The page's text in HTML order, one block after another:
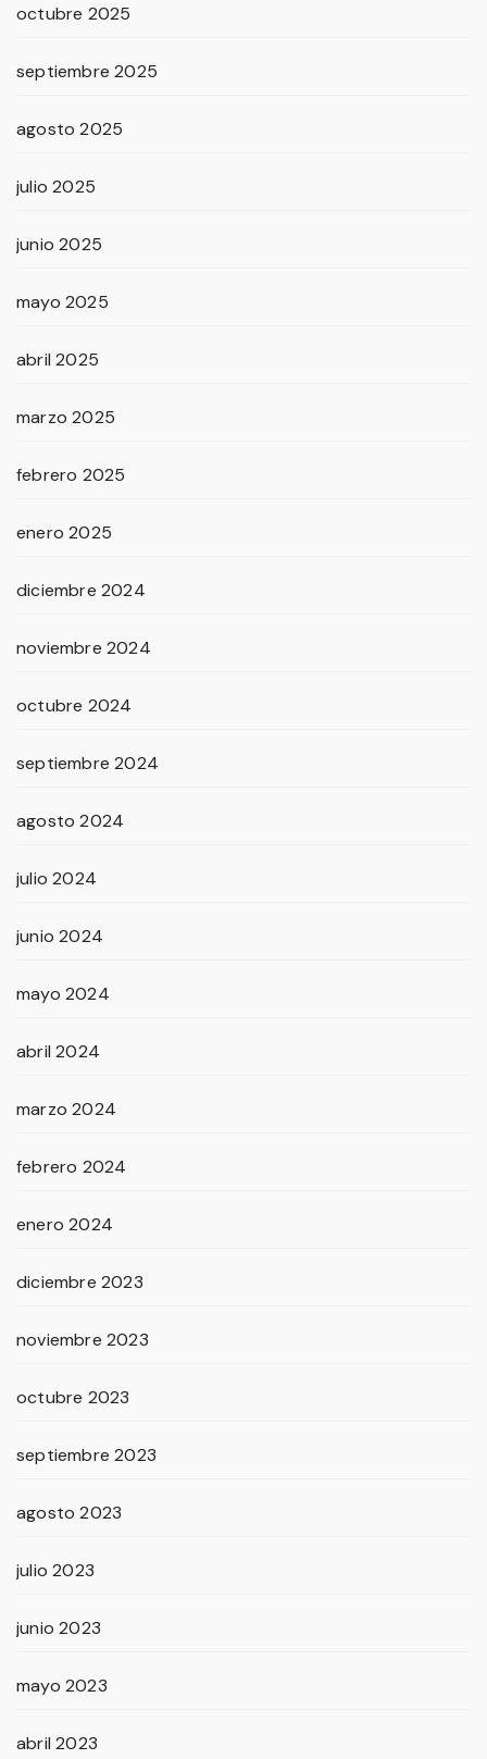
octubre 2025
septiembre 2025
agosto 2025
julio 2025
junio 2025
mayo 2025
abril 2025
marzo 2025
febrero 2025
enero 2025
diciembre 2024
noviembre 2024
octubre 2024
septiembre 2024
agosto 2024
julio 2024
junio 2024
mayo 2024
abril 2024
marzo 2024
febrero 2024
enero 2024
diciembre 2023
noviembre 2023
octubre 2023
septiembre 2023
agosto 2023
julio 2023
junio 2023
mayo 2023
abril 2023